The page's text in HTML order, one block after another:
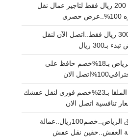
نقل عفش بالرياض 200 ريال فقط لتاجير عمال نقل
نقل اثاث بالرياض 300 ريال فقط..اتصل الآن لنقل
ريال
ونيت نقل عفش بالرياض بـ18%خصم حافظ على
الان
دينا نقل عفش حي الملقا بـ23%خصم فوري لنقل عفشك
تنافسية اتصل الان
دينا نقل عفش شرق الرياض..خصم100ريال..عمالة
العفش..حقين نقل عفش